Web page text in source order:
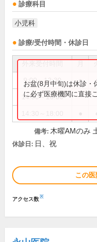
診療科目
小児科
診療/受付時間・休診日
9:00～12:30 ●
14:30～16:00
お盆(8月中旬)は休診・
に必ず医療機関に直接
備考: 木曜AMのみ
休診日: 日、祝
この
アクセス数※